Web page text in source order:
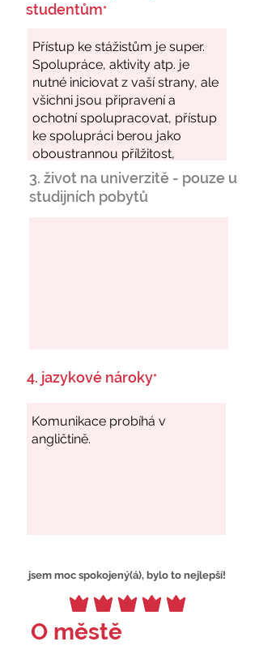
studentům*
3. život na univerzitě - pouze u
studijních pobytů
4. jazykové nároky*
jsem moc spokojený(á), bylo to nejlepší!
O městě